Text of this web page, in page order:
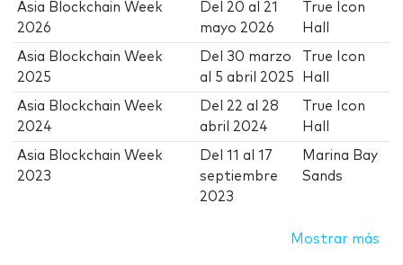
Asia Blockchain Week
2026
Del 20 al 21
mayo 2026
True Icon
Hall
Asia Blockchain Week
2025
Del 30 marzo
al 5 abril 2025
True Icon
Hall
Asia Blockchain Week
2024
Del 22 al 28
abril 2024
True Icon
Hall
Asia Blockchain Week
2023
Del11 al17
septiembre
2023
Marina Bay
Sands
Mostrar más